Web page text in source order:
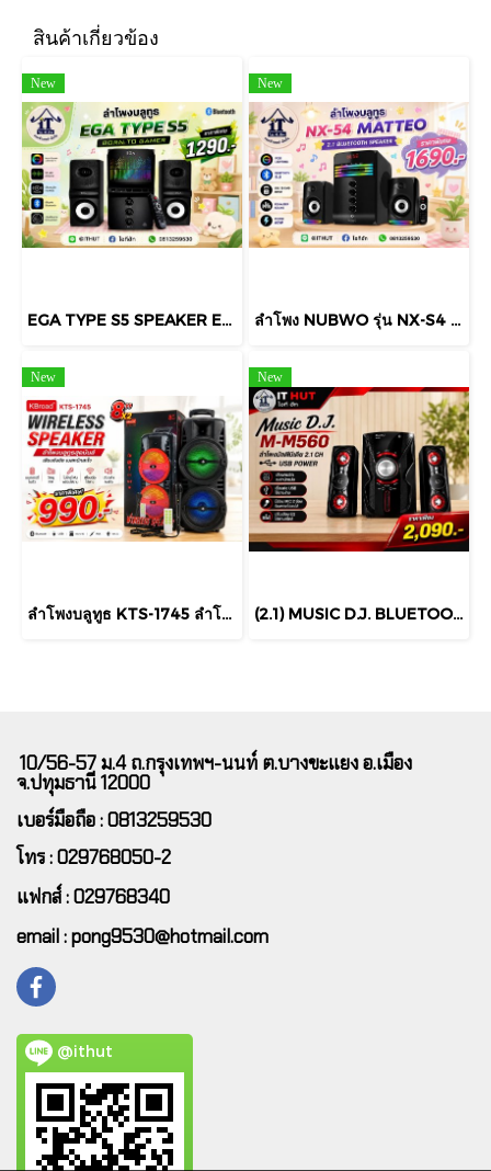
สินค้าเกี่ยวข้อง
New
EGA TYPE S5 SPEAKER EXTRA BASS ลำโพง S5 มาใหม่ล่าสุด 2.1 มีซัพ มีรีโมท RGB ปรับโหมดไฟได้ BLUETOOTH, FM, Radio, USB/SD สินค้ามีประกัน
New
ลำโพง NUBWO รุ่น NX-S4 MATTEO Bluetooth Speaker มีไฟ RGB ไฟ RGB ปรับได้ถึง 6 โหมด พร้อมโหมดปิดไฟ
New
ลำโพงบลูทูธ KTS-1745 ลำโพง แบบตู้ลำโพง ดอกลำโพง 8*2 นิ้ว ปรับไมค์/เบส/เสียงแหลมได้ 10w*2+15w
New
(2.1) MUSIC D.J. BLUETOOTH FM USB (M-M560GC) ลำโพง บลูทูธ พร้อม ซับ วูฟเฟอร์ 2.1 มีบลูทูธ/วิทยุ/ช่อง USB , Mic
10/56-57 ม.4 ถ.กรุงเทพฯ-นนท์ ต.บางขะแยง อ.เมือง
จ.ปทุมธานี 12000
เบอร์มือถือ : 0813259530
โทร : 029768050-2
แฟกส์ : 029768340
email : pong9530@hotmail.com
@ithut